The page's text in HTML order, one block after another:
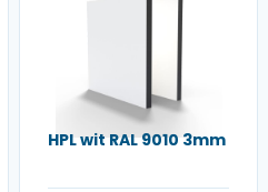
HPL wit RAL 9010 3mm